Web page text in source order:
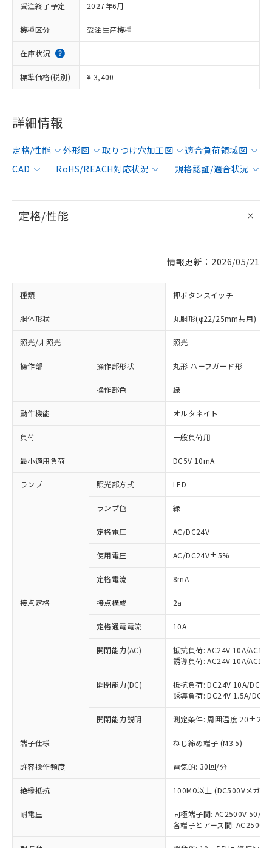
受注終了予定 2027年6月
機種区分 受注生産機種
在庫状況
標準価格(税別) ¥ 3,400
詳細情報
定格/性能 外形図 取りつけ穴加工図
適合負荷領域図
CAD
RoHS/REACH対応状況 規格認証/適合状況
定格/性能
情報更新：2026/05/21
種類 押ボタンスイッチ
胴体形状 丸胴形(φ22/25mm共用)
照光/非照光 照光
操作部 操作部形状 丸形 ハーフガード形
操作部色 緑
動作機能 オルタネイト
負荷 一般負荷用
最小適用負荷 DC5V 10mA
ランプ 照光部方式 LED
ランプ色 緑
定格電圧 AC/DC24V
使用電圧 AC/DC24V±5%
定格電流 8mA
接点定格 接点構成 2a
定格通電電流 10A
開閉能力(AC)
抵抗負荷: AC24V 10A/
誘導負荷: AC24V 10A/
開閉能力(DC)
抵抗負荷: DC24V 10A/
誘導負荷: DC24V 1.5A/
開閉能力説明 測定条件: 周囲温度 20±2℃
端子仕様 ねじ締め端子 (M3.5)
許容操作頻度 電気的: 30回/分
絶縁抵抗 100MΩ以上 (DC500Vメガ)
耐電圧
同極端子間: AC2500V 50/
各端子とアース間:
ご利用条件
以下の条件をお読みいただき、同意のうえ
ご利用ください。
本サービスは、当社制御機器事業取扱
商品の当社在庫状況および標準価格
(税抜)を提供させていただくもので
当社制御機器事業取扱商品の中には、
本サービスの対象外となる商品もある
ことをご了承ください。
在庫状況および標準価格照会結果は、
記載している更新日時点での社内デー
タに基づき作成されるものであり、閲
覧された時点での実際の在庫および標
※1 対応状況
対応済み：EU RoHS指令（10物質）の
非含有に対応した製品が提供可能な商品で
対応予定：EU RoHS指令（10物質）の非含
有に対応した製品に切り替える予定のある
対応予定なし：EU RoHS指令（10物質）の
非含有に非対応の商品で、対応品を出す予
定はありません。
調査・確認中：EU RoHS指令（10物質）の
非含有の対応状況を調査中または確認中の
非該当品：ライセンス料など無形物で、有
仕入先様の事情により、非含有部品として
いたものが、含有品と判明した場合などや
むを得ず変更することがあります。
鉛(Pb) 1000ppm以下、 水銀(Hg) 1000ppm以下、 カド
「○」：最大均質材料含有率が中国RoHSの
基準値以下であることを示します。
「×」：最大均質材料含有率が中国RoHSの
基準値を超えていることを示します。
「－」：未確認です。当社販売部門へお問
*中国RoHS10物質の基準値 (GB/T26572)：
Pb(鉛) :1000ppm、 Hg(水銀) : 1000ppm、 Cd(カドミウ
当社は、これら貴社製品のうち、外国
為替および外国貿易法に定める商品
（以下｢規制貨物等」という）を輸出
または国外への提供する場合は、日本
国政府の輸出許可(または役務取引許
可)を取得するなどの必要な手続きを